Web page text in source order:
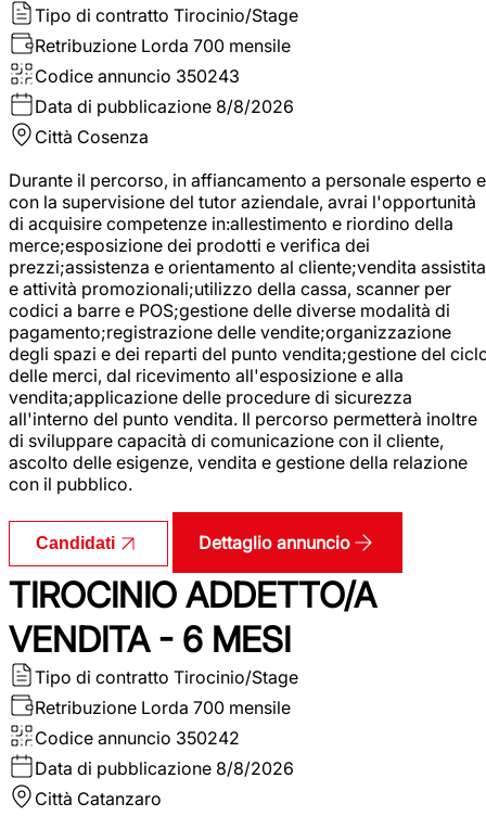
Tipo di contratto Tirocinio/Stage
Retribuzione Lorda 700 mensile
Codice annuncio 350243
Data di pubblicazione 8/8/2026
Città Cosenza
Durante il percorso, in affiancamento a personale esperto e
con la supervisione del tutor aziendale, avrai l'opportunità
di acquisire competenze in:allestimento e riordino della
merce;esposizione dei prodotti e verifica dei
prezzi;assistenza e orientamento al cliente;vendita assistita
e attività promozionali;utilizzo della cassa, scanner per
codici a barre e POS;gestione delle diverse modalità di
pagamento;registrazione delle vendite;organizzazione
degli spazi e dei reparti del punto vendita;gestione del
delle merci, dal ricevimento all'esposizione e alla
vendita;applicazione delle procedure di sicurezza
all'interno del punto vendita. Il percorso permetterà inoltre
di sviluppare capacità di comunicazione con il cliente,
ascolto delle esigenze, vendita e gestione della relazione
con il pubblico.
Candidati Dettaglio annuncio
TIROCINIO ADDETTO/A
VENDITA - 6 MESI
Tipo di contratto Tirocinio/Stage
Retribuzione Lorda 700 mensile
Codice annuncio 350242
Data di pubblicazione 8/8/2026
Città Catanzaro